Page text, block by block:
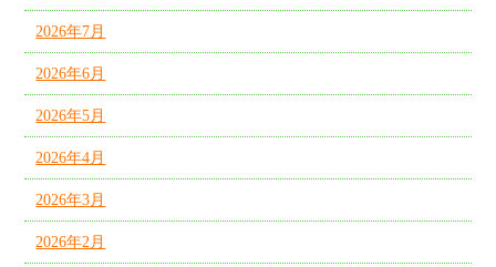
2026年7月
2026年6月
2026年5月
2026年4月
2026年3月
2026年2月